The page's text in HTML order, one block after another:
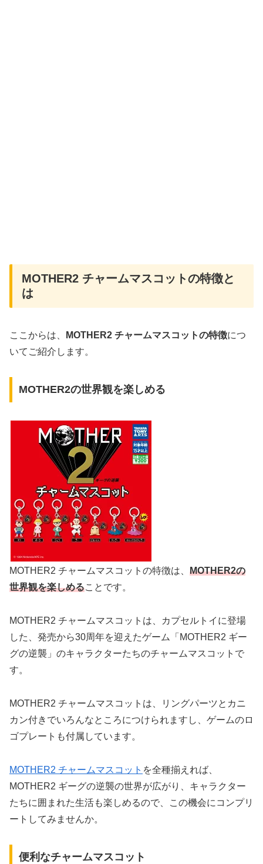
MOTHER2 チャームマスコットの特徴と
は
ここからは、 MOTHER2 チャームマスコットの特徴につ
いてご紹介します。
MOTHER2の世界観を楽しめる
MOTHER2 チャームマスコットの特徴は、 MOTHER2の
世界観を楽しめることです。
MOTHER2 チャームマスコットは、カプセルトイに登場
した、発売から30周年を迎えたゲーム「MOTHER2 ギー
グの逆襲」のキャラクターたちのチャームマスコットで
す。
MOTHER2 チャームマスコットは、リングパーツとカニ
カン付きでいろんなところにつけられますし、ゲームのロ
ゴプレートも付属しています。
MOTHER2 チャームマスコット を全種揃えれば、
MOTHER2 ギーグの逆襲の世界が広がり、キャラクター
たちに囲まれた生活も楽しめるので、この機会にコンプリ
ートしてみませんか。
便利なチャームマスコット